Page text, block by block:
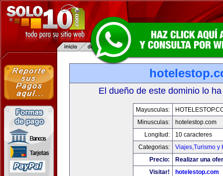
El dueño de este dominio lo
Mayusculas:
Minusculas:
hotelestop.com
Longitud:
10 caracteres
Categorias:
Viajes,Turismo y
Precio:
Realizar una
Visitar!
hotelestop.com